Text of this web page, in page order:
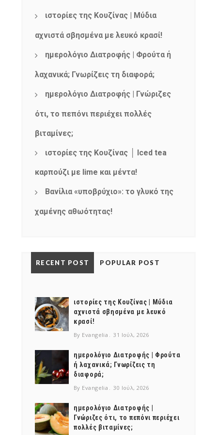
ιστορίες της Κουζίνας | Μύδια
αχνιστά σβησμένα με λευκό κρασί!
ημερολόγιο Διατροφής | Φρούτα ή
λαχανικά; Γνωρίζεις τη διαφορά;
ημερολόγιο Διατροφής | Γνώριζες
ότι, το πεπόνι περιέχει πολλές
βιταμίνες;
ιστορίες της Κουζίνας │ Iced tea
καρπούζι με lime και μέντα!
Βανίλια «υποβρύχιο»: το γλυκό της
χαμένης αθωότητας!
RECENT POST POPULAR POST
ιστορίες της Κουζίνας | Μύδια
αχνιστά σβησμένα με λευκό
κρασί!
By Evangelia 31 Ιούλ, 2026
ημερολόγιο Διατροφής | Φρούτα
ή λαχανικά; Γνωρίζεις τη
διαφορά;
By Evangelia 30 Ιούλ, 2026
ημερολόγιο Διατροφής |
Γνώριζες ότι, το πεπόνι περιέχει
πολλές βιταμίνες;
NEWSLETTER
Get ti
mel
y updates
fro
m
your favorite